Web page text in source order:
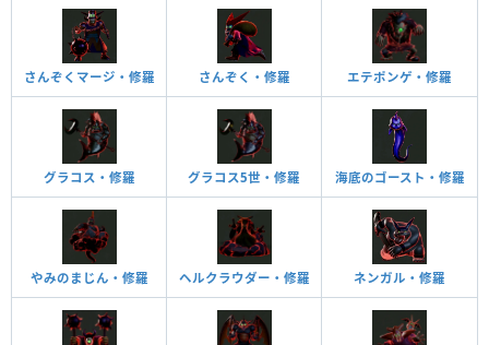
さんぞくマージ・修羅 さんぞく・修羅 エテポンゲ・修羅
グラコス・修羅 グラコス5世・修羅 海底のゴースト・修羅
やみのまじん・修羅 ヘルクラウダー・修羅 ネンガル・修羅